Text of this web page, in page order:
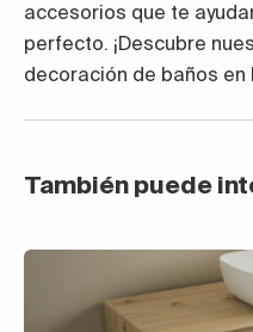
accesorios que te
perfecto. ¡Descubre
decoración de baños en
También puede